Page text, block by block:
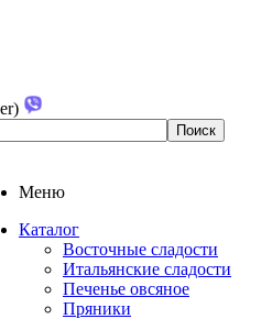
Меню
Каталог
Восточные сладости
Итальянские сладости
Печенье овсяное
Пряники